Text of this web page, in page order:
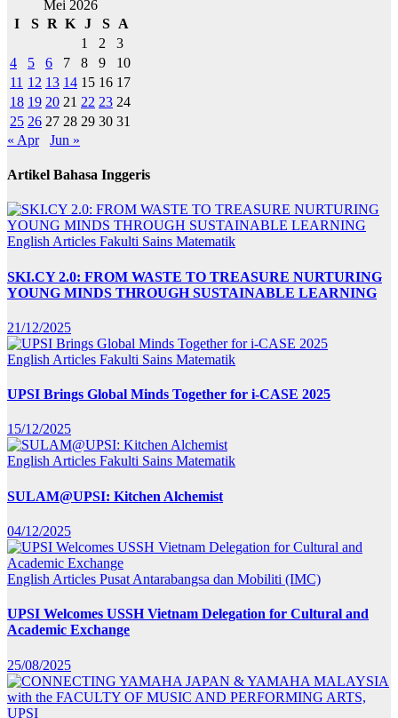
Mei 2026
I
S R K J S
A
1
2
3
4
5 6 7 8 9
10
11 12 13 14 15 16 17
18 19 20 21 22 23 24
25 26 27 28 29 30 31
« Apr
Jun »
Artikel Bahasa Inggeris
English Articles Fakulti Sains Matematik
SKI.CY 2.0: FROM WASTE TO TREASURE NURTURING
YOUNG MINDS THROUGH SUSTAINABLE LEARNING
21/12/2025
English Articles Fakulti Sains Matematik
UPSI Brings Global Minds Together for i-CASE 2025
15/12/2025
English Articles Fakulti Sains Matematik
SULAM@UPSI: Kitchen Alchemist
04/12/2025
English Articles Pusat Antarabangsa dan Mobiliti (IMC)
UPSI Welcomes USSH Vietnam Delegation for Cultural and
Academic Exchange
25/08/2025